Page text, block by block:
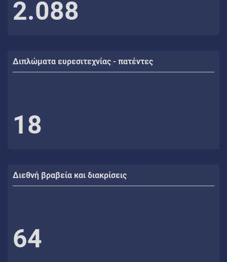
2.088
Διπλώματα ευρεσιτεχνίας - πατέντες
18
Διεθνή βραβεία και διακρίσεις
64